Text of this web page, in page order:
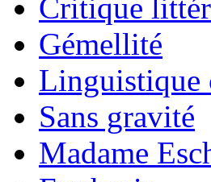
Critique
Gémellité
Linguistique
Sans gravité
Madame